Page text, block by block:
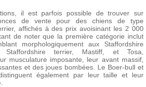
il est parfois possible de trouver sur
de vente pour des chiens de type
affichés à des prix avoisinant les 2 000
de noter que la première catégorie inclut
morphologiquement aux Staffordshire
Staffordshire terrier, Mastiff, et Tosa,
musculature imposante, leur avant massif,
et des joues bombées. Le Boer-bull et
également par leur taille et leur